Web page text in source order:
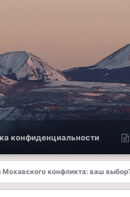
конфиденциальности
конфликта: ваш